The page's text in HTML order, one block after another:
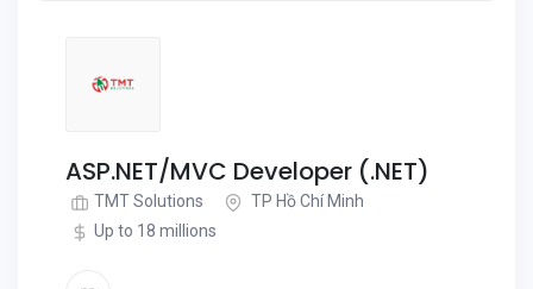
ASP.NET/MVC Developer (.NET)
TMT Solutions
TP Hồ Chí Minh
Up to 18 millions